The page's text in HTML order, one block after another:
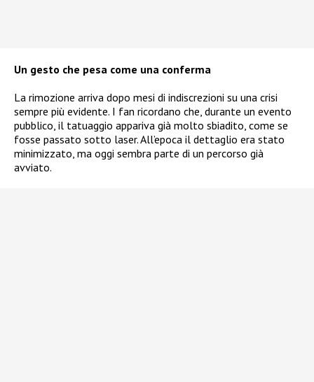
Un gesto che pesa come una conferma
La rimozione arriva dopo mesi di indiscrezioni su una crisi
sempre più evidente. I fan ricordano che, durante un evento
pubblico, il tatuaggio appariva già molto sbiadito, come se
fosse passato sotto laser. All’epoca il dettaglio era stato
minimizzato, ma oggi sembra parte di un percorso già
avviato.